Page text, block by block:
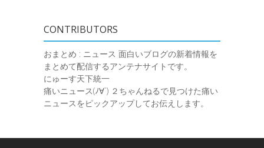
CONTRIBUTORS
おまとめ : ニュース 面白いブログの新着情報を
まとめて配信するアンテナサイトです。
にゅーす天下統一
痛いニュース(ﾉ∀`) ２ちゃんねるで見つけた痛い
ニュースをピックアップしてお伝えします。